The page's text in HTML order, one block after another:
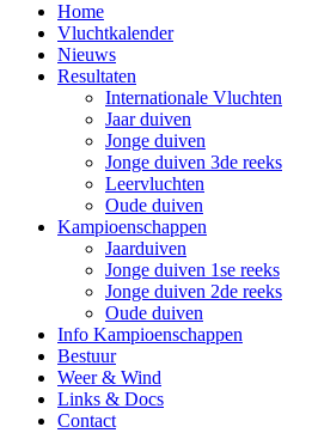
Home
Vluchtkalender
Nieuws
Resultaten
Internationale Vluchten
Jaar duiven
Jonge duiven
Jonge duiven 3de reeks
Leervluchten
Oude duiven
Kampioenschappen
Jaarduiven
Jonge duiven 1se reeks
Jonge duiven 2de reeks
Oude duiven
Info Kampioenschappen
Bestuur
Weer & Wind
Links & Docs
Contact